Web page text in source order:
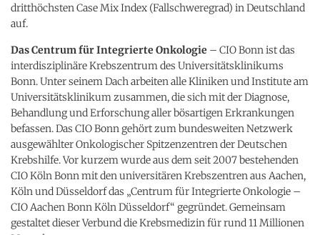
dritthöchsten Case Mix Index (Fallschweregrad) in Deutschland
auf.
Das Centrum für Integrierte Onkologie – CIO Bonn ist das
interdisziplinäre Krebszentrum des Universitätsklinikums
Bonn. Unter seinem Dach arbeiten alle Kliniken und Institute am
Universitätsklinikum zusammen, die sich mit der Diagnose,
Behandlung und Erforschung aller bösartigen Erkrankungen
befassen. Das CIO Bonn gehört zum bundesweiten Netzwerk
ausgewählter Onkologischer Spitzenzentren der Deutschen
Krebshilfe. Vor kurzem wurde aus dem seit 2007 bestehenden
CIO Köln Bonn mit den universitären Krebszentren aus Aachen,
Köln und Düsseldorf das „Centrum für Integrierte Onkologie –
CIO Aachen Bonn Köln Düsseldorf“ gegründet. Gemeinsam
gestaltet dieser Verbund die Krebsmedizin für rund 11 Millionen